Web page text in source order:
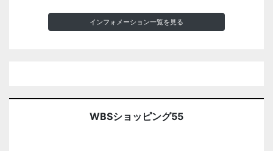
インフォメーション一覧を見る
WBSショッピング55